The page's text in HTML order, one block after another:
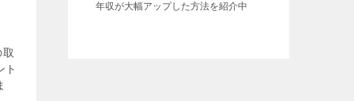
ト
年収が大幅アップした方法を紹介中